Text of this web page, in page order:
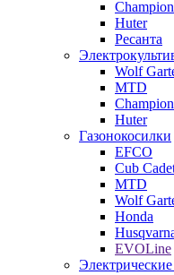
Champion
Huter
Ресанта
Wolf
MTD
Champion
Huter
Газонокосилки
EFCO
Cub
MTD
Wolf
Honda
EVOLine